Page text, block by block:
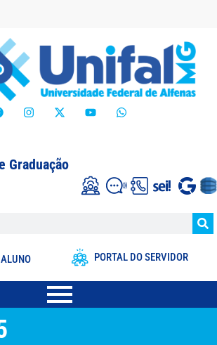
Graduação
PORTAL DO SERVIDOR